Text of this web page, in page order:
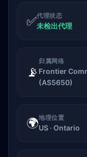
✅代理状态
未检出代理
📡
归属网络
Frontier
(AS5650)
🌍地理位置
US · Ontario